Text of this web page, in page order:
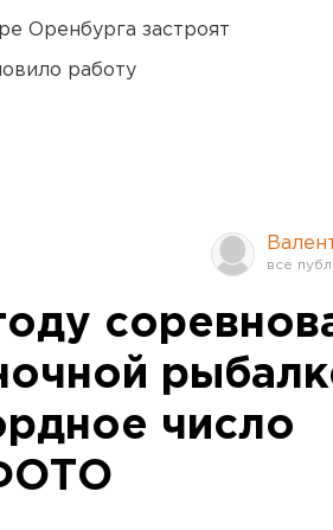
Оренбурга застроят
работу
число